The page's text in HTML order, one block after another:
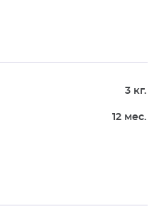
3 кг.
12 мес.